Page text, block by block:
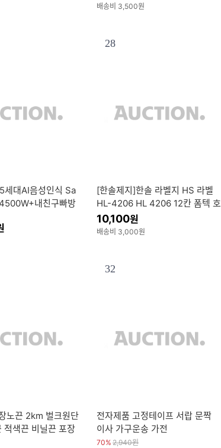
배송비 3,500원
세대AI음성인식 Sa
내친구빠방
전용충전기+브로
28
[한솔제지]한솔 라벨지 HS 라벨
HL-4206 HL 4206 12칸 폼텍 호
환
10,100원
배송비 3,000원
노끈 2km 벌크원단
적색끈 비닐끈 포장
32
전자제품 고정테이프 서랍 문짝
이사 가구운송 가전
70% 2,940원